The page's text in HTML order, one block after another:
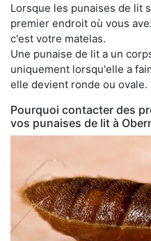
Lorsque les punaises de lit
premier endroit où vous
c'est votre matelas.
Une punaise de lit a un
uniquement lorsqu'elle a
elle devient ronde ou ovale.
Pourquoi contacter des
vos punaises de lit à